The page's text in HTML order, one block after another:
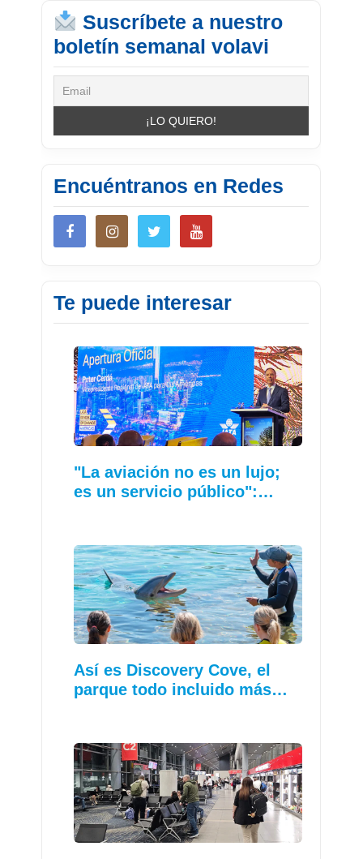
Suscríbete a nuestro
boletín semanal volavi
Encuéntranos en Redes
Te puede interesar
"La aviación no es un lujo;
es un servicio público":…
Así es Discovery Cove, el
parque todo incluido más…